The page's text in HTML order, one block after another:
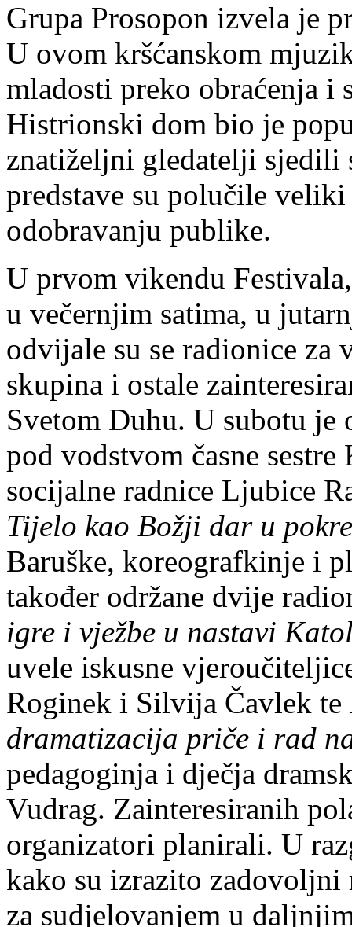
Grupa Prosopon izvela je
U ovom kršćanskom
mladosti preko obraćenja i
Histrionski dom bio je
znatiželjni gledatelji sjedili
predstave su polučile
odobravanju publike.
U prvom vikendu
u večernjim satima, u
odvijale su se radionice
skupina i ostale
Svetom Duhu. U subotu je
pod vodstvom časne
socijalne radnice Ljubice
Tijelo kao Božji dar u
Baruške, koreografkinje i
također održane dvije
igre i vježbe u nastavi
uvele iskusne
Roginek i Silvija Čavlek te
dramatizacija priče i rad
pedagoginja i dječja
Vudrag. Zainteresiranih
organizatori planirali. U
kako su izrazito zadovoljni
za sudjelovanjem u